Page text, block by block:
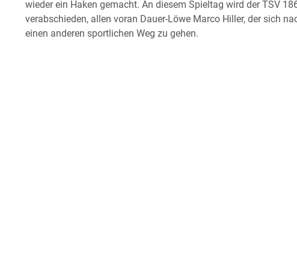
wieder ein Haken gemacht. An diesem Spieltag wird der TSV
verabschieden, allen voran Dauer-Löwe Marco Hiller, der sich
einen anderen sportlichen Weg zu gehen.